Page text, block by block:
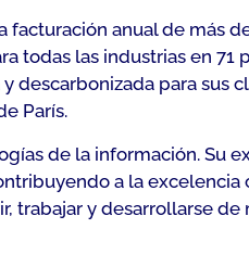
anual de más
las industrias en 71
para sus
París.
de la información. Su
a la
y desarrollarse